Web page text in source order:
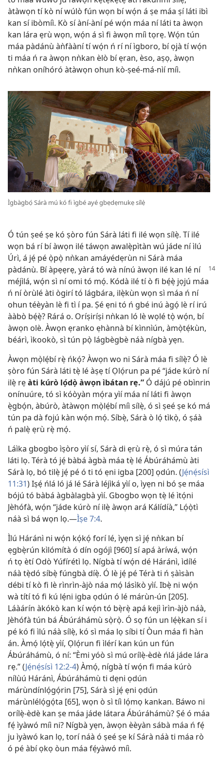
àtàwọn tí kò ní wúlò fún wọn bí wọ́n á ṣe máa ṣí láti ibì
kan sí ibòmíì. Kò sí àní-àní pé wọ́n máa ní láti ta àwọn
kan lára ẹrù wọn, wọ́n á sì fi àwọn míì tọrẹ. Wọ́n tún
máa pàdánù àǹfààní tí wọ́n ń rí ní ìgboro, bí ọjà tí wọ́n
ti máa ń ra àwọn nǹkan èlò bí ẹran, èso, aṣọ, àwọn
nǹkan oníhóró àtàwọn ohun kò-ṣeé-má-nìí míì.
Ìgbàgbọ́ Sárà mú kó fi ìgbé ayé gbẹdẹmukẹ sílẹ̀
Ó tún ṣeé ṣe kó ṣòro fún Sárà láti fi ilé wọn sílẹ̀. Tí ilé
wọn bá rí bí àwọn ilé táwọn awalẹ̀pìtàn wú jáde ní ìlú
Úrì, á jẹ́ pé ọ̀pọ̀ nǹkan amáyédẹrùn ni Sárà máa
pàdánù. Bí àpẹẹrẹ, yàrá tó wà nínú àwọn ilé kan lé ní
méjìlá, wọ́n sì ní omi tó mọ́. Kódà ilé tí ò fi bẹ́ẹ̀ jọjú máa
ń ní òrùlé àti ògirí tó lágbára, ilẹ̀kùn wọn sì máa ń ní
ohun téèyàn lè fi tì í pa. Ṣé ẹni tó ń gbé inú àgọ́ lè rí irú
ààbò bẹ́ẹ̀? Rárá o. Oríṣiríṣi nǹkan ló lè wọlé tọ̀ wọ́n, bí
àwọn olè. Àwọn ẹranko ẹhànnà bí kìnnìún, àmọ̀tẹ́kùn,
béárì, ìkookò, sì tún pọ̀ lágbègbè náà nígbà yẹn.
Àwọn mọ̀lẹ́bí rẹ̀ ńkọ́? Àwọn wo ni Sárà máa fi sílẹ̀? Ó lè
ṣòro fún Sárà láti tẹ̀ lé àṣẹ tí Ọlọ́run pa pé “jáde kúrò ní
ilẹ̀ rẹàti kúrò lọ́dọ̀ àwọn ìbátan rẹ.” Ó dájú pé obìnrin
onínuúre, tó sì kóòyàn mọ́ra yìí máa ní láti fi àwọn
ẹ̀gbọ́n, àbúrò, àtàwọn mọ̀lẹ́bí míì sílẹ̀, ó sì ṣeé ṣe kó má
tún pa dà fojú kàn wọ́n mọ́. Síbẹ̀, Sárà ò lọ́ tìkọ̀, ó ṣáà
ń palẹ̀ ẹrù rẹ̀ mọ́.
Láìka gbogbo ìṣòro yìí sí, Sárà di ẹrù rẹ̀, ó sì múra tán
láti lọ. Térà tó jẹ́ bàbá àgbà máa tẹ̀ lé Ábúráhámù àti
Sárà lọ, bó tilẹ̀ jẹ́ pé ó ti tó ẹni igba [200] ọdún. (Jẹ́nẹ́sísì
11:31) Iṣẹ́ ńlá ló já lé Sárà léjìká yìí o, ìyẹn ni bó ṣe máa
bójú tó bàbá àgbàlagbà yìí. Gbogbo wọn tẹ̀ lé ìtọ́ni
Jèhófà, wọ́n “jáde kúrò ní ilẹ̀ àwọn ará Kálídíà,” Lọ́ọ̀tì
náà sì bá wọn lọ.—Ìṣe 7:4.
Ìlú Háránì ni wọ́n kọ́kọ́ forí lé, ìyẹn sì jẹ́ nǹkan bí
ẹgbẹ̀rún kìlómítà ó dín ogójì [960] sí apá àríwá, wọ́n
ń tọ ètí Odò Yúfírétì lọ. Nígbà tí wọ́n dé Háránì, ìdílé
náà tẹ̀dó síbẹ̀ fúngbà díẹ̀. Ó lè jẹ́ pé Térà ti ń ṣàìsàn
débi tí kò fi lè rìnrìn-àjò náa mọ́ lásìkò yìí. Ibẹ̀ ni wọ́n
wà títí tó fi kú lẹ́ni igba ọdún ó lé márùn-ún [205].
Láàárín àkókò kan kí wọ́n tó bẹ̀rẹ̀ apá kejì ìrìn-àjò náà,
Jèhófà tún bá Ábúráhámù sọ̀rọ̀. Ó sọ fún un lẹ́ẹ̀kan sí i
pé kó fi ìlú náà sílẹ̀, kó sì máa lọ síbi tí Òun máa fi hàn
án. Àmọ́ lọ́tẹ̀ yìí, Ọlọ́run fi ìlérí kan kún un fún
Ábúráhámù, ó ní: “Èmi yóò sì mú orílẹ̀-èdè ńlá jáde lára
rẹ.” (Jẹ́nẹ́sísì 12:2-4) Àmọ́, nígbà tí wọ́n fi máa kúrò
nílùú Háránì, Ábúráhámù ti dẹni ọdún
márùndínlọ́gọ́rin [75], Sárà sì jẹ́ ẹni ọdún
márùnlélọ́gọ́ta [65], wọn ò sì tíì lọ́mọ kankan. Báwo ni
orílẹ̀-èdè kan ṣe máa jáde látara Ábúráhámù? Ṣé ó máa
fẹ́ ìyàwó míì ni? Nígbà yẹn, àwọn èèyàn sábà máa ń fẹ́
ju ìyàwó kan lọ, torí náà ó ṣeé ṣe kí Sárà náà ti máa rò
ó pé àbí ọkọ òun máa fẹ́yàwó míì.